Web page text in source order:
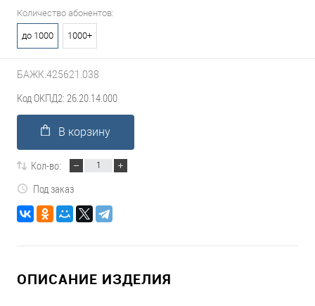
Количество абонентов:
до 1000 1000+
БАЖК.425621.038
Код ОКПД2: 26.20.14.000
В корзину
Кол-во:
Под заказ
ОПИСАНИЕ ИЗДЕЛИЯ